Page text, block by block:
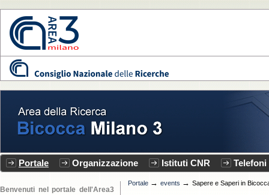
contenuti.
Spostati
navigazione
CNR - Area3
Bicocca
SezioniPortale Organizzazione Istituti CNR Telefoni
Benvenuti nel portale dell'Area3
Portale → events → Sapere e Saperi in